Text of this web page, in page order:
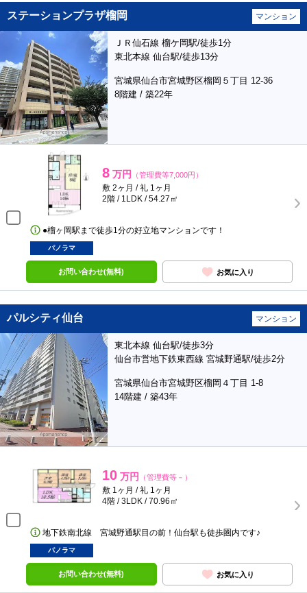
ステーションプラザ榴岡 マンション
ＪＲ仙石線 榴ケ岡駅/徒歩1分
東北本線 仙台駅/徒歩13分
宮城県仙台市宮城野区榴岡５丁目 12-36
8階建 / 築22年
8 万円 （管理費等7,000円）
敷 2ヶ月 / 礼 1ヶ月
2階 / 1LDK / 54.27㎡
●榴ヶ岡駅まで徒歩1分の好立地マンションです！
パノラマ
お問い合わせ(無料) お気に入り
パルシティ仙台 マンション
東北本線 仙台駅/徒歩3分
仙台市営地下鉄東西線 宮城野通駅/徒歩2分
宮城県仙台市宮城野区榴岡４丁目 1-8
14階建 / 築43年
10 万円 （管理費等－）
敷 1ヶ月 / 礼 1ヶ月
4階 / 3LDK / 70.96㎡
地下鉄南北線 宮城野通駅目の前！仙台駅も徒歩圏内です♪
パノラマ
お問い合わせ(無料) お気に入り